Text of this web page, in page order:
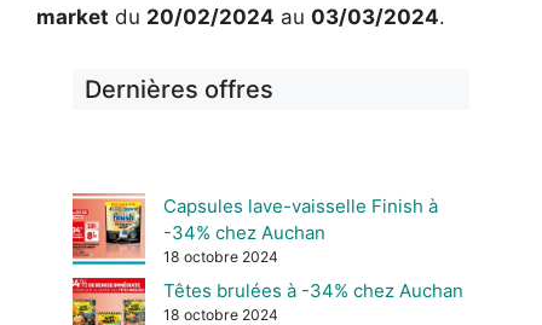
market du 20/02/2024 au 03/03/2024.
Dernières offres
Capsules lave-vaisselle Finish à
-34% chez Auchan
18 octobre 2024
Têtes brulées à -34% chez Auchan
18 octobre 2024